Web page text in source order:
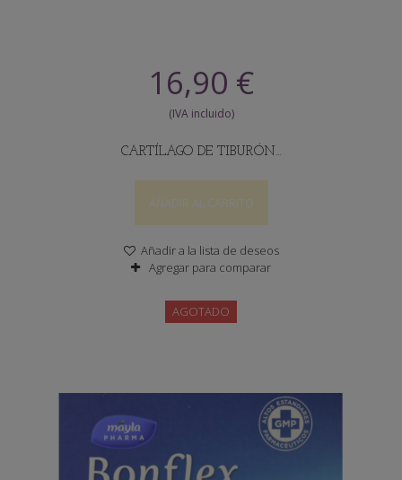
16,90 €
CARTÍLAGO DE TIBURÓN...
AÑADIR AL CARRITO
Añadir a la lista de deseos
Agregar para comparar
AGOTADO